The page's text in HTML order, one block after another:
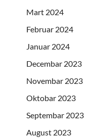
Mart 2024
Februar 2024
Januar 2024
Decembar 2023
Novembar 2023
Oktobar 2023
Septembar 2023
August 2023